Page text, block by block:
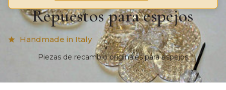
Repuestos para espejos
star Handmade in Italy
Piezas de recambio originales para espejos